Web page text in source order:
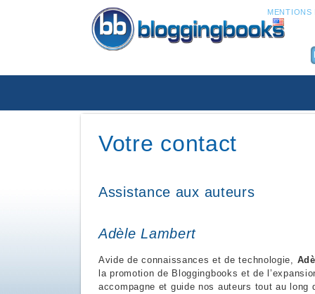
MENTIONS
Votre contact
Assistance aux auteurs
Adèle Lambert
Avide de connaissances et de technologie,
la promotion de Bloggingbooks et de
accompagne et guide nos auteurs tout au long